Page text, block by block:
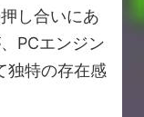
し合いにあ
PCエンジン
独特の存在感